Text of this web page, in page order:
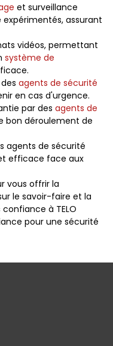
et surveillance
assurant
vidéos, permettant
système de
agents de sécurité
en cas d'urgence.
par des agents de
bon déroulement de
agents de sécurité
efficace face aux
vous offrir la
le savoir-faire et la
à TELO
pour une sécurité